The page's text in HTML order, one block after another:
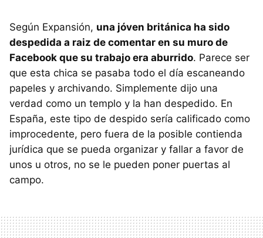
Según Expansión, una jóven británica ha sido
despedida a raiz de comentar en su muro de
Facebook que su trabajo era aburrido. Parece ser
que esta chica se pasaba todo el día escaneando
papeles y archivando. Simplemente dijo una
verdad como un templo y la han despedido. En
España, este tipo de despido sería calificado como
improcedente, pero fuera de la posible contienda
jurídica que se pueda organizar y fallar a favor de
unos u otros, no se le pueden poner puertas al
campo.